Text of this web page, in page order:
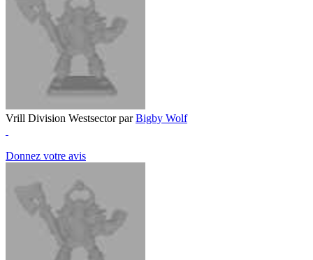
Vrill Division Westsector parBigby Wolf
Donnez votre avis